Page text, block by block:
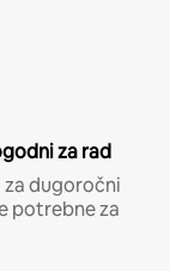
za rad
dugoročni
potrebne za